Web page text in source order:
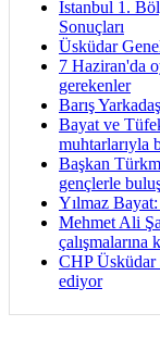
İstanbul 1.
Sonuçları
Üsküdar
7 Haziran'da
gerekenler
Barış
Bayat ve
muhtarlarıyla
Başkan
gençlerle
Yılmaz Bayat:
Mehmet Ali
çalışmalarına
CHP Üsküdar
ediyor